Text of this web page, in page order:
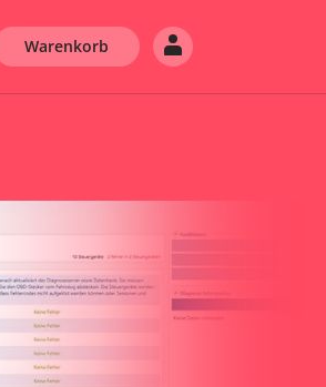
Warenkorb